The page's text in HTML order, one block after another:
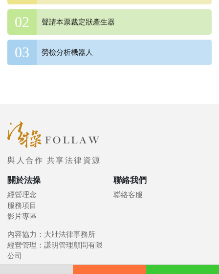
聲請本票裁定狀產生器
勞檢分析機器人
與人合作 共享法律資源
關於法操
經營理念
服務項目
影片專區
聯絡我們
聯絡客服
內容協力：大壯法律事務所
經營管理：謙明管理顧問有限
公司